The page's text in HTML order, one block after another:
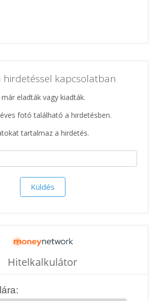
hirdetéssel kapcsolatban
eladták vagy kiadták.
fotó található a hirdetésben.
tartalmaz a hirdetés.